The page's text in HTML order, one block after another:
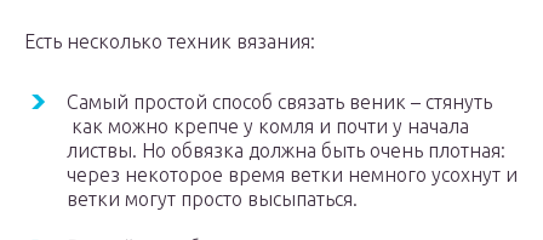
Есть несколько техник вязания:
Самый простой способ связать веник – стянуть
как можно крепче у комля и почти у начала
листвы. Но обвязка должна быть очень плотная:
через некоторое время ветки немного усохнут и
ветки могут просто высыпаться.